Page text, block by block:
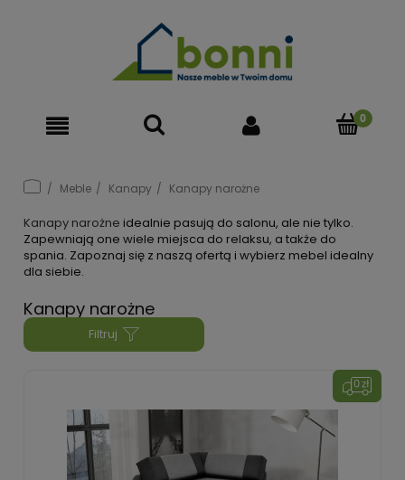
Meble Kanapy Kanapy narożne
Kanapy narożne idealnie pasują do salonu, ale nie tylko.
Zapewniają one wiele miejsca do relaksu, a także do
spania. Zapoznaj się z naszą ofertą i wybierz mebel idealny
dla siebie.
Kanapy narożne
Filtruj